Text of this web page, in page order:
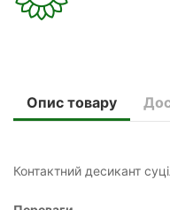
Опис товару
Контактний десикант